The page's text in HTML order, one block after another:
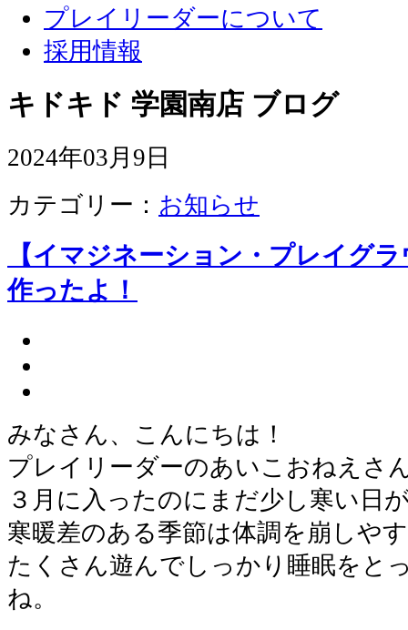
プレイリーダーについて
採用情報
キドキド 学園南店 ブログ
2024年03月9日
カテゴリー： お知らせ
【イマジネーション・プレイグ
作ったよ！
みなさん、こんにちは！
プレイリーダーのあいこおねえさ
３月に入ったのにまだ少し寒い日
寒暖差のある季節は体調を崩しや
たくさん遊んでしっかり睡眠をと
ね。